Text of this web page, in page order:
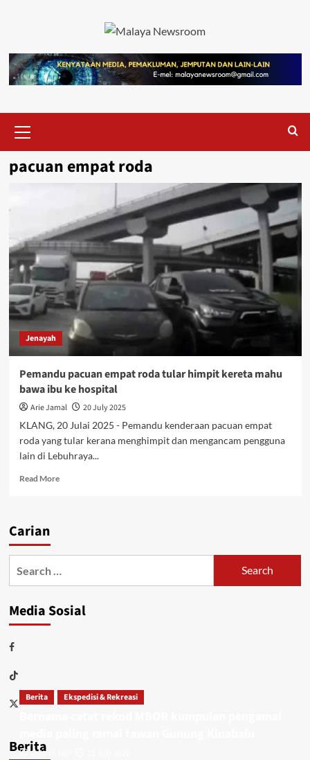
pacuan empat roda
Jenayah
Pemandu pacuan empat roda tular himpit kereta mahu
bawa ibu ke hospital
Arie Jamal
20 July 2025
KLANG, 20 Julai 2025 - Pemandu kenderaan pacuan empat
roda yang tular kerana menghimpit dan mengancam pengguna
lain di Lebuhraya...
Read More
Carian
Media Sosial
Berita
Berita Ekspedisi & Rekreasi
Adin M. Nor